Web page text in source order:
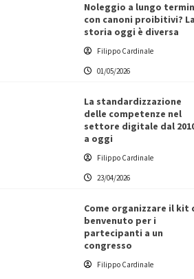
Noleggio a lungo
con canoni proibitivi? La
storia oggi è diversa
Filippo Cardinale
01/05/2026
La standardizzazione
delle competenze nel
settore digitale dal
a oggi
Filippo Cardinale
23/04/2026
Come organizzare il kit
benvenuto per i
partecipanti a un
congresso
Filippo Cardinale